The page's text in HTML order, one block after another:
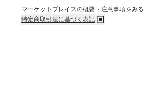
マーケットプレイスの概要・注意事項をみる
特定商取引法に基づく表記